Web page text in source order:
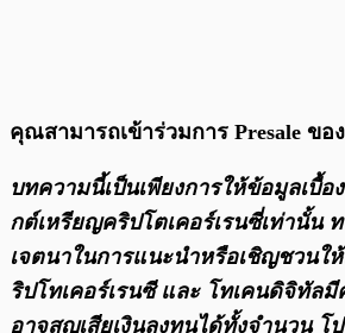
คุณสามารถเข้าร่วมการ Presale ขอ
บทความนี้เป็นเพียงการให้ข้อมูลเบื้อ
กต์เหรียญคริปโตเคอร์เรนซี่เท่านั้น
เจตนาในการแนะนำหรือเชิญชวนใ
ริปโทเคอร์เรนซี และ โทเคนดิจิทัลมี
อาจสูญเสียเงินลงทุนได้ทั้งจํานวน โ